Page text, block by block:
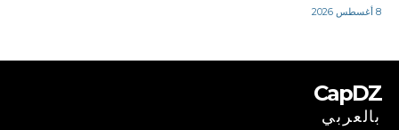
8 أغسطس 2026
CapDZ
بالعربي